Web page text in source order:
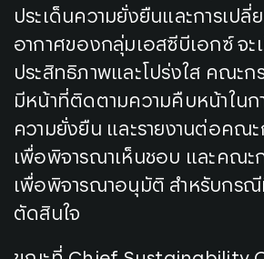
ประเด็นความยั่งยืนและการเป
อากาศของกลุ่มเอสซีบีเอกซ์ จะ
ประสิทธิภาพและโปร่งใส คณะก
มีหน้าที่ติดตามความคืบหน้าในก
ความยั่งยืน และรายงานต่อคณะ
เพื่อพิจารณาเห็นชอบ และคณะ
เพื่อพิจารณาอนุมัติ สำหรับกรณี
ตัดสินใจ